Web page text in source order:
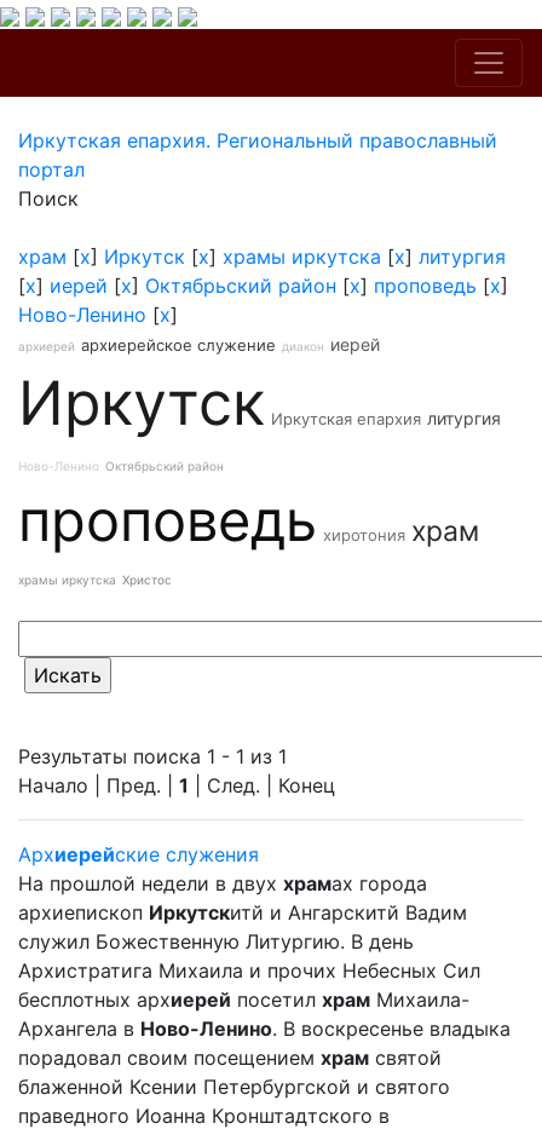
Иркутская епархия. Региональный православный
портал
Поиск
храм [x] Иркутск [x] храмы иркутска [x] литургия
[x] иерей [x] Октябрьский район [x] проповедь [x]
Ново-Ленино [x]
архиерей архиерейское служение диакон иерей
Иркутск Иркутская епархия литургия
Ново-Ленино Октябрьский район
проповедь хиротония храм
храмы иркутска Христос
Результаты поиска 1 - 1 из 1
Начало | Пред. | 1 | След. | Конец
Архиерейские служения
На прошлой недели в двух храмах города
архиепископ Иркутскитй и Ангарскитй Вадим
служил Божественную Литургию. В день
Архистратига Михаила и прочих Небесных Сил
бесплотных архиерей посетил храм Михаила-
Архангела в Ново-Ленино. В воскресенье владыка
порадовал своим посещением храм святой
блаженной Ксении Петербургской и святого
праведного Иоанна Кронштадтского в